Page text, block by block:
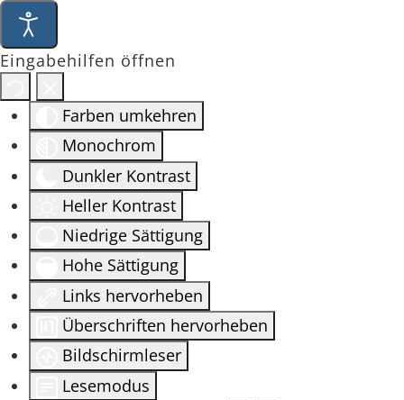
Eingabehilfen öffnen
Farben umkehren
Monochrom
Dunkler Kontrast
Heller Kontrast
Niedrige Sättigung
Hohe Sättigung
Links hervorheben
Überschriften hervorheben
Bildschirmleser
Lesemodus